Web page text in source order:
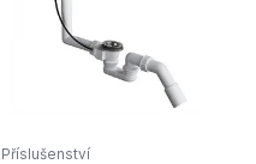
Příslušenství